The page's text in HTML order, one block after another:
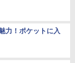
力！ポケットに入